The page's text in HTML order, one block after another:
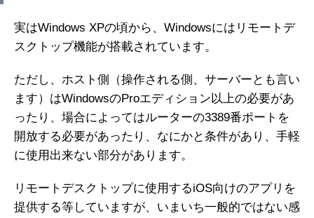
実はWindows XPの頃から、Windowsにはリモートデ
スクトップ機能が搭載されています。
ただし、ホスト側（操作される側、サーバーとも言い
ます）はWindowsのProエディション以上の必要があ
ったり、場合によってはルーターの3389番ポートを
開放する必要があったり、なにかと条件があり、手軽
に使用出来ない部分があります。
リモートデスクトップに使用するiOS向けのアプリを
提供する等していますが、いまいち一般的ではない感